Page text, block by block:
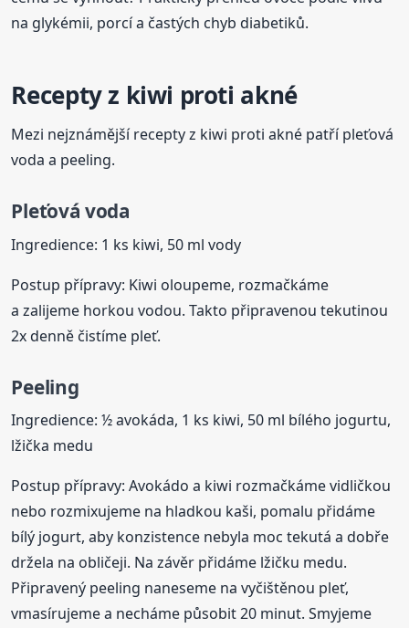
na glykémii, porcí a častých chyb diabetiků.
Recepty z kiwi proti akné
Mezi nejznámější recepty z kiwi proti akné patří pleťová
voda a peeling.
Pleťová voda
Ingredience: 1 ks kiwi, 50 ml vody
Postup přípravy: Kiwi oloupeme, rozmačkáme
a zalijeme horkou vodou. Takto připravenou tekutinou
2x denně čistíme pleť.
Peeling
Ingredience: ½ avokáda, 1 ks kiwi, 50 ml bílého jogurtu,
lžička medu
Postup přípravy: Avokádo a kiwi rozmačkáme vidličkou
nebo rozmixujeme na hladkou kaši, pomalu přidáme
bílý jogurt, aby konzistence nebyla moc tekutá a dobře
držela na obličeji. Na závěr přidáme lžičku medu.
Připravený peeling naneseme na vyčištěnou pleť,
vmasírujeme a necháme působit 20 minut. Smyjeme